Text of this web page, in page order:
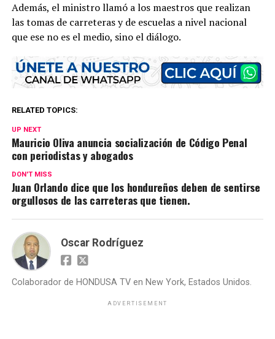
Además, el ministro llamó a los maestros que realizan
las tomas de carreteras y de escuelas a nivel nacional
que ese no es el medio, sino el diálogo.
RELATED TOPICS:
UP NEXT
Mauricio Oliva anuncia socialización de Código Penal
con periodistas y abogados
DON'T MISS
Juan Orlando dice que los hondureños deben de sentirse
orgullosos de las carreteras que tienen.
Oscar Rodríguez
Colaborador de HONDUSA TV en New York, Estados Unidos.
ADVERTISEMENT